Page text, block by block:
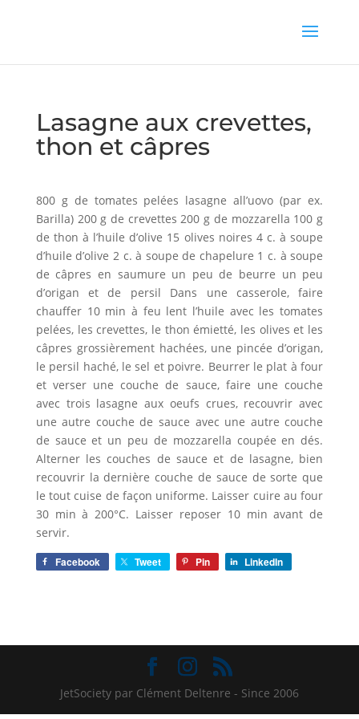
Lasagne aux crevettes,
thon et câpres
800 g de tomates pelées lasagne all’uovo (par ex.
Barilla) 200 g de crevettes 200 g de mozzarella 100 g
de thon à l’huile d’olive 15 olives noires 4 c. à soupe
d’huile d’olive 2 c. à soupe de chapelure 1 c. à soupe
de câpres en saumure un peu de beurre un peu
d’origan et de persil Dans une casserole, faire
chauffer 10 min à feu lent l’huile avec les tomates
pelées, les crevettes, le thon émietté, les olives et les
câpres grossièrement hachées, une pincée d’origan,
le persil haché, le sel et poivre. Beurrer le plat à four
et verser une couche de sauce, faire une couche
avec trois lasagne aux oeufs crues, recouvrir avec
une autre couche de sauce avec une autre couche
de sauce et un peu de mozzarella coupée en dés.
Alterner les couches de sauce et de lasagne, bien
recouvrir la dernière couche de sauce de sorte que
le tout cuise de façon uniforme. Laisser cuire au four
30 min à 200°C. Laisser reposer 10 min avant de
servir.
Facebook Tweet Pin LinkedIn
JetSociety par Clément Deltenre - Since 2006